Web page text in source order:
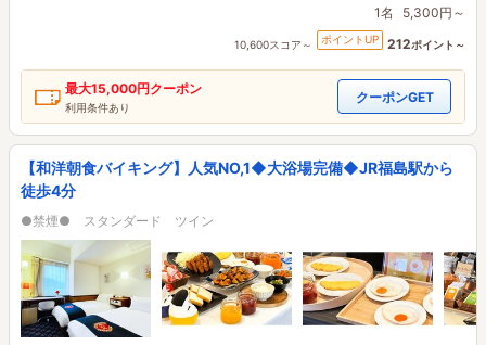
1名 5,300円～
10,600スコア～ ポイントUP 212ポイント～
最大15,000円クーポン
利用条件あり
クーポンGET
【和洋朝食バイキング】人気NO,1◆大浴場完備◆JR福島駅から
徒歩4分
●禁煙● スタンダード ツイン